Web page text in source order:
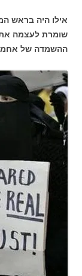
אילו היה בראש
שומרת לעצמה
ההשמדה של